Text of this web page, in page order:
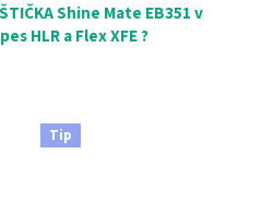
Shine Mate EB351 v
HLR a Flex XFE ?
Tip